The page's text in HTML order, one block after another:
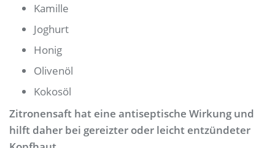
Kamille
Joghurt
Honig
Olivenöl
Kokosöl
Zitronensaft hat eine antiseptische Wirkung und
hilft daher bei gereizter oder leicht entzündeter